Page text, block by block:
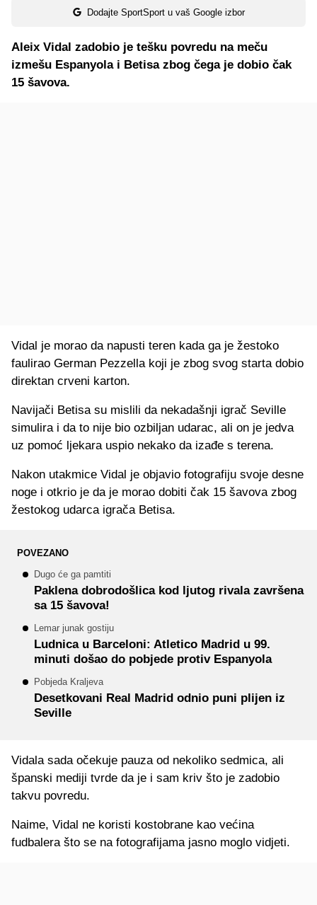
Dodajte SportSport u vaš Google izbor
Aleix Vidal zadobio je tešku povredu na meču
izmešu Espanyola i Betisa zbog čega je dobio čak
15 šavova.
Vidal je morao da napusti teren kada ga je žestoko
faulirao German Pezzella koji je zbog svog starta dobio
direktan crveni karton.
Navijači Betisa su mislili da nekadašnji igrač Seville
simulira i da to nije bio ozbiljan udarac, ali on je jedva
uz pomoć ljekara uspio nekako da izađe s terena.
Nakon utakmice Vidal je objavio fotografiju svoje desne
noge i otkrio je da je morao dobiti čak 15 šavova zbog
žestokog udarca igrača Betisa.
POVEZANO
Dugo će ga pamtiti
Paklena dobrodošlica kod ljutog rivala završena
sa 15 šavova!
Lemar junak gostiju
Ludnica u Barceloni: Atletico Madrid u 99.
minuti došao do pobjede protiv Espanyola
Pobjeda Kraljeva
Desetkovani Real Madrid odnio puni plijen iz
Seville
Vidala sada očekuje pauza od nekoliko sedmica, ali
španski mediji tvrde da je i sam kriv što je zadobio
takvu povredu.
Naime, Vidal ne koristi kostobrane kao većina
fudbalera što se na fotografijama jasno moglo vidjeti.